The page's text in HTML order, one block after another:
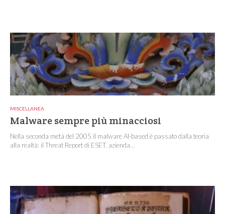
MISCELLANEA
Malware sempre più minacciosi
Nella seconda metà del 2005 il malware AI-based è passato dalla teoria
alla realtà: il Threat Report di ESET, azienda...